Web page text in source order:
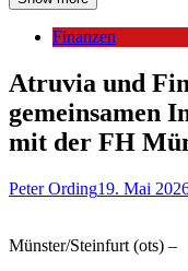
Finanzen
Atruvia und
gemeinsamen
mit der FH
Peter Ording19. Mai
Münster/Steinfurt (ots) –